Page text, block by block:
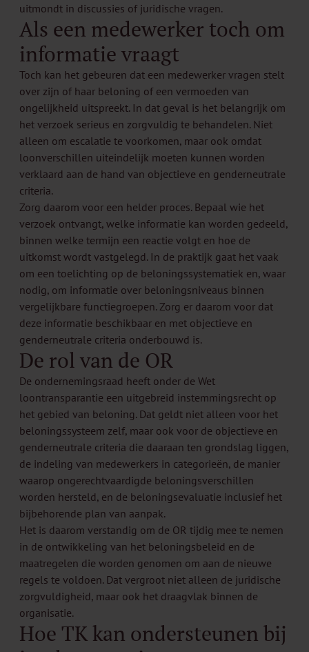
uitmondt in discussies of juridische vragen.
Als een medewerker toch om
informatie vraagt
Toch kan het gebeuren dat een medewerker vragen stelt
over zijn of haar beloning of een vermoeden van
ongelijkheid uitspreekt. In dat geval is het belangrijk om
het verzoek serieus en zorgvuldig te behandelen. Niet
alleen om escalatie te voorkomen, maar ook omdat
loonverschillen uiteindelijk moeten kunnen worden
verklaard aan de hand van objectieve en genderneutrale
criteria.
Zorg daarom voor een helder proces. Bepaal wie het
verzoek ontvangt, welke informatie kan worden gedeeld,
binnen welke termijn een reactie volgt en hoe de
uitkomst wordt vastgelegd. In de praktijk gaat het vaak
om een toelichting op de beloningssystematiek en, waar
nodig, om informatie over beloningsniveaus binnen
vergelijkbare functiegroepen. Zorg er daarom voor dat
deze informatie beschikbaar en met objectieve en
genderneutrale criteria onderbouwd is.
De rol van de OR
De ondernemingsraad heeft onder de Wet
loontransparantie een uitgebreid instemmingsrecht op
het gebied van beloning. Dat geldt niet alleen voor het
beloningssysteem zelf, maar ook voor de objectieve en
genderneutrale criteria die daaraan ten grondslag liggen,
de indeling van medewerkers in categorieën, de manier
waarop ongerechtvaardigde beloningsverschillen
worden hersteld, en de beloningsevaluatie inclusief het
bijbehorende plan van aanpak.
Het is daarom verstandig om de OR tijdig mee te nemen
in de ontwikkeling van het beloningsbeleid en de
maatregelen die worden genomen om aan de nieuwe
regels te voldoen. Dat vergroot niet alleen de juridische
zorgvuldigheid, maar ook het draagvlak binnen de
organisatie.
Hoe TK kan ondersteunen bij